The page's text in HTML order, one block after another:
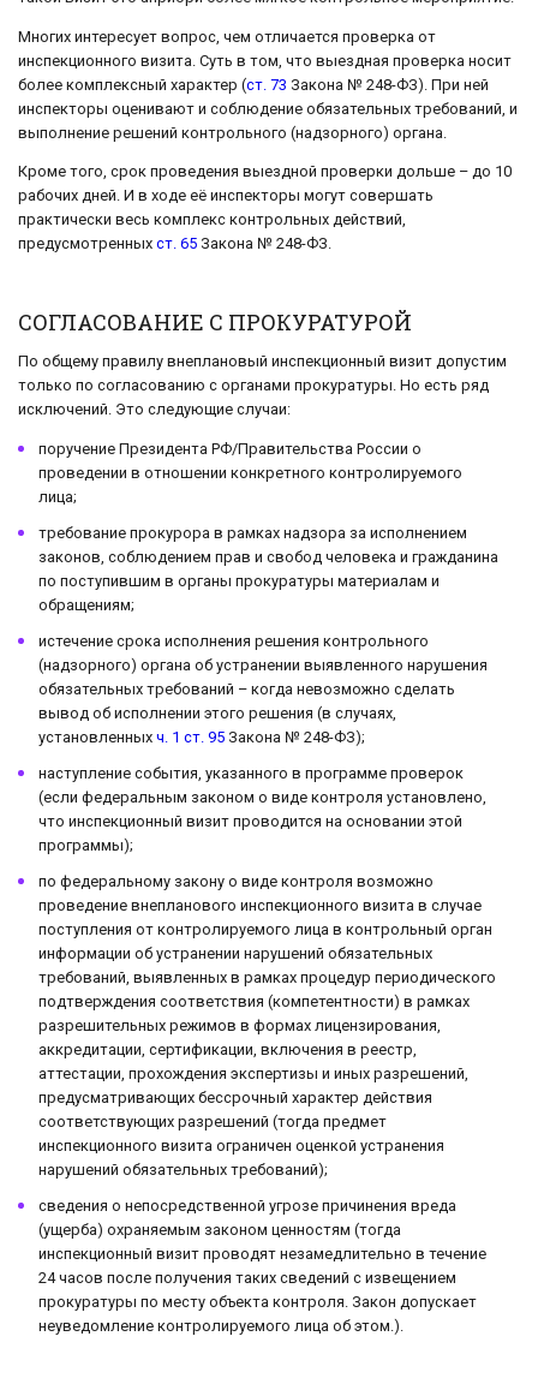
Многих интересует вопрос, чем отличается проверка от
инспекционного визита. Суть в том, что выездная проверка носит
более комплексный характер (ст. 73 Закона № 248-ФЗ). При ней
инспекторы оценивают и соблюдение обязательных требований, и
выполнение решений контрольного (надзорного) органа.
Кроме того, срок проведения выездной проверки дольше – до 10
рабочих дней. И в ходе её инспекторы могут совершать
практически весь комплекс контрольных действий,
предусмотренных ст. 65 Закона № 248-ФЗ.
СОГЛАСОВАНИЕ С ПРОКУРАТУРОЙ
По общему правилу внеплановый инспекционный визит допустим
только по согласованию с органами прокуратуры. Но есть ряд
исключений. Это следующие случаи:
поручение Президента РФ/Правительства России о
проведении в отношении конкретного контролируемого
лица;
требование прокурора в рамках надзора за исполнением
законов, соблюдением прав и свобод человека и гражданина
по поступившим в органы прокуратуры материалам и
обращениям;
истечение срока исполнения решения контрольного
(надзорного) органа об устранении выявленного нарушения
обязательных требований – когда невозможно сделать
вывод об исполнении этого решения (в случаях,
установленных ч. 1 ст. 95 Закона № 248-ФЗ);
наступление события, указанного в программе проверок
(если федеральным законом о виде контроля установлено,
что инспекционный визит проводится на основании этой
программы);
по федеральному закону о виде контроля возможно
проведение внепланового инспекционного визита в случае
поступления от контролируемого лица в контрольный орган
информации об устранении нарушений обязательных
требований, выявленных в рамках процедур периодического
подтверждения соответствия (компетентности) в рамках
разрешительных режимов в формах лицензирования,
аккредитации, сертификации, включения в реестр,
аттестации, прохождения экспертизы и иных разрешений,
предусматривающих бессрочный характер действия
соответствующих разрешений (тогда предмет
инспекционного визита ограничен оценкой устранения
нарушений обязательных требований);
сведения о непосредственной угрозе причинения вреда
(ущерба) охраняемым законом ценностям (тогда
инспекционный визит проводят незамедлительно в течение
24 часов после получения таких сведений с извещением
прокуратуры по месту объекта контроля. Закон допускает
неуведомление контролируемого лица об этом.).